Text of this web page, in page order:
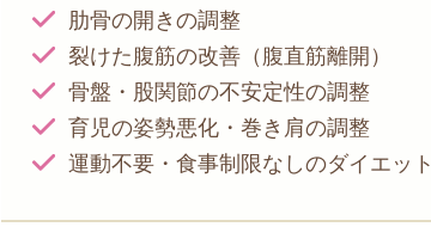
肋骨の開きの調整
裂けた腹筋の改善（腹直筋離開）
骨盤・股関節の不安定性の調整
育児の姿勢悪化・巻き肩の調整
運動不要・食事制限なしのダイエット